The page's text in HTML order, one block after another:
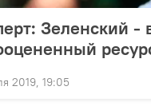
Зеленский -
2019, 19:05